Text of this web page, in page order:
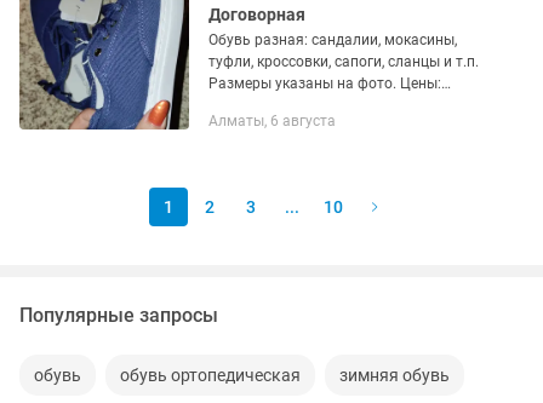
Договорная
Обувь разная: сандалии, мокасины,
туфли, кроссовки, сапоги, сланцы и т.п.
Размеры указаны на фото. Цены:
Кроссовки - 1 499 тг; Ботиночки
Алматы, 6 августа
1 2 3 ... 10
Популярные запросы
обувь обувь ортопедическая зимняя обувь